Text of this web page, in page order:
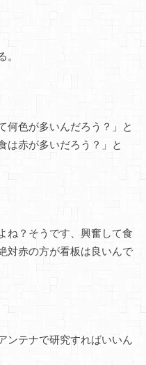
何色が多いんだろう？」と
は赤が多いだろう？」と
ね？そうです、興奮して食
対赤の方が看板は良いんで
ンテナで研究すればいいん